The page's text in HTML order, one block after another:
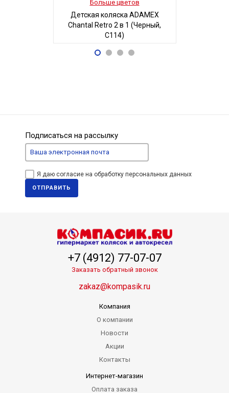
Больше цветов
Детская коляска ADAMEX
Chantal Retro 2 в 1 (Черный,
C114)
68 700 Р
Подписаться на рассылку
Я даю согласие на обработку персональных данных
ОТПРАВИТЬ
+7 (4912) 77-07-07
Заказать обратный звонок
zakaz@kompasik.ru
Компания
О компании
Новости
Акции
Контакты
Интернет-магазин
Оплата заказа